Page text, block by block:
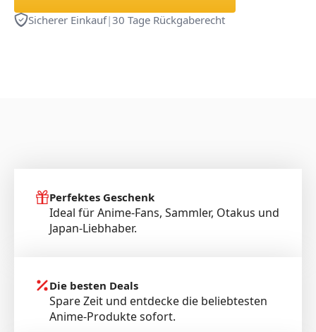
Sicherer Einkauf|30 Tage Rückgaberecht
Perfektes Geschenk
Ideal für Anime-Fans, Sammler, Otakus und
Japan-Liebhaber.
Die besten Deals
Spare Zeit und entdecke die beliebtesten
Anime-Produkte sofort.